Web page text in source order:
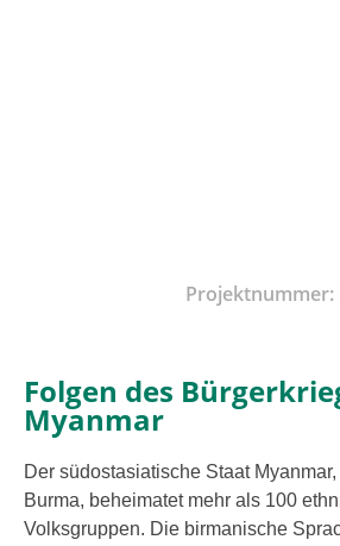
Projektnummer:
Folgen des
Myanmar
Der süd­ost­asia­ti­sche Staat
Burma, behei­ma­tet mehr als 100
Volksgruppen. Die bir­ma­ni­sche